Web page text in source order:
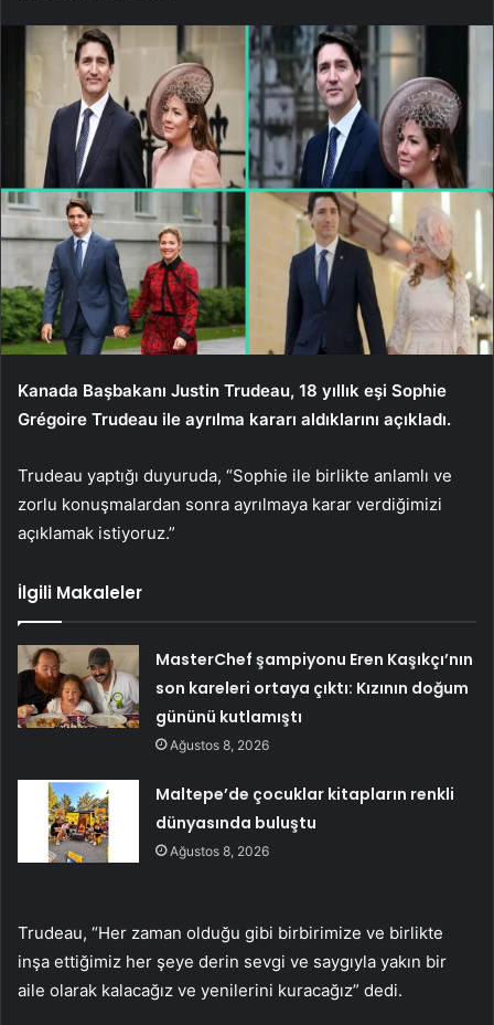
Kanada Başbakanı Justin Trudeau, 18 yıllık eşi Sophie
Grégoire Trudeau ile ayrılma kararı aldıklarını açıkladı.
Trudeau yaptığı duyuruda, “Sophie ile birlikte anlamlı ve
zorlu konuşmalardan sonra ayrılmaya karar verdiğimizi
açıklamak istiyoruz.”
İlgili Makaleler
MasterChef şampiyonu Eren Kaşıkçı’nın
son kareleri ortaya çıktı: Kızının doğum
gününü kutlamıştı
Ağustos 8, 2026
Maltepe’de çocuklar kitapların renkli
dünyasında buluştu
Ağustos 8, 2026
Trudeau, “Her zaman olduğu gibi birbirimize ve birlikte
inşa ettiğimiz her şeye derin sevgi ve saygıyla yakın bir
aile olarak kalacağız ve yenilerini kuracağız” dedi.